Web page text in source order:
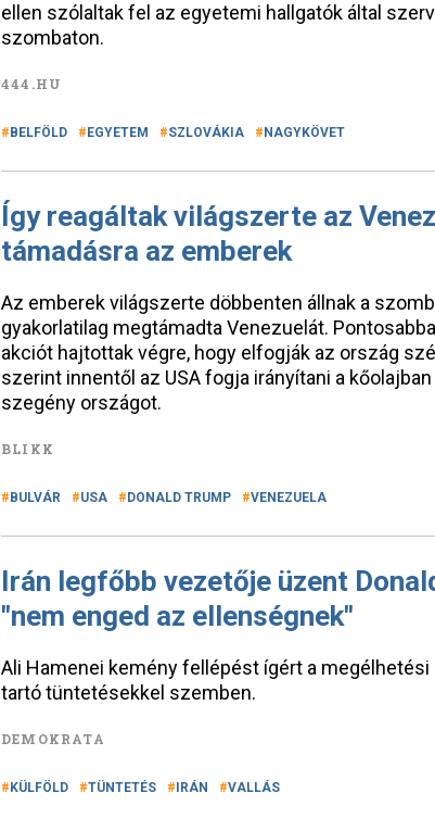
ellen szólaltak fel az egyetemi hallgatók által
szombaton.
444.HU
BELFÖLD EGYETEM SZLOVÁKIA NAGYKÖVET
Így reagáltak világszerte az
támadásra az emberek
Az emberek világszerte döbbenten állnak a
gyakorlatilag megtámadta Venezuelát.
akciót hajtottak végre, hogy elfogják az ország
szerint innentől az USA fogja irányítani a
szegény országot.
BLIKK
BULVÁR USA DONALD TRUMP VENEZUELA
Irán legfőbb vezetője üzent
"nem enged az ellenségnek"
Ali Hamenei kemény fellépést ígért a
tartó tüntetésekkel szemben.
DEMOKRATA
KÜLFÖLD TÜNTETÉS IRÁN VALLÁS